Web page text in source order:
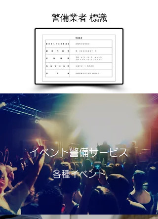
警備業者 標識
イベント警備サービス
各種イベント